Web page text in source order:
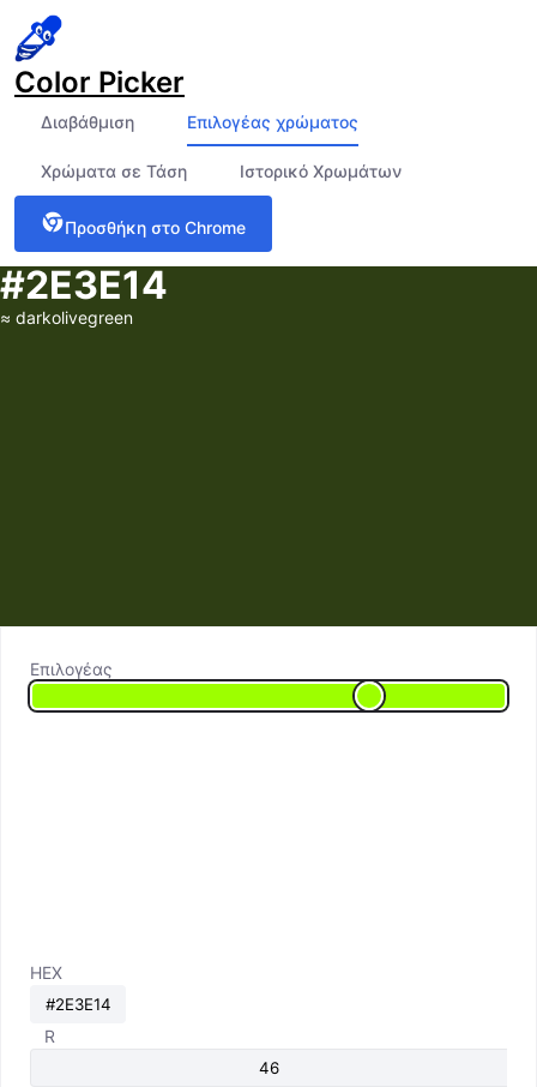
Color Picker
Διαβάθμιση Επιλογέας χρώματος
Χρώματα σε Τάση Ιστορικό Χρωμάτων
Προσθήκη στο Chrome
#2E3E14
≈ darkolivegreen
Επιλογέας
HEX
R